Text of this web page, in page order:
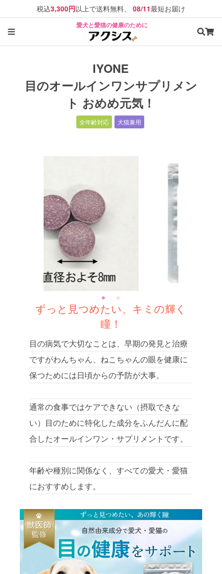
税込3,300円以上で送料無料、 08/11最短お届け
愛犬と愛猫の健康のために
IYONE
目のオールインワンサプリメン
ト おめめ元気！
全年齢対応 犬猫兼用
ずっと見つめたい、キミの輝く
瞳！
目の病気で大切なことは、早期の発見と治療
ですがわんちゃん、ねこちゃんの眼を健康に
保つためには日頃からの予防が大事。
通常の食事ではケアできない（摂取できな
い）目のために特化した成分をふんだんに配
合したオールインワン・サプリメントです。
年齢や種別に関係なく、すべての愛犬・愛猫
におすすめします。